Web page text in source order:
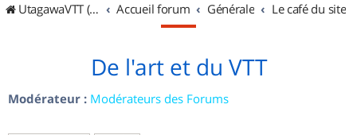
UtagawaVTT (Randos VTT et VTTAE avec traces GPS)
Accueil forum Générale Le café du site
De l'art et du VTT
Modérateur : Modérateurs des Forums